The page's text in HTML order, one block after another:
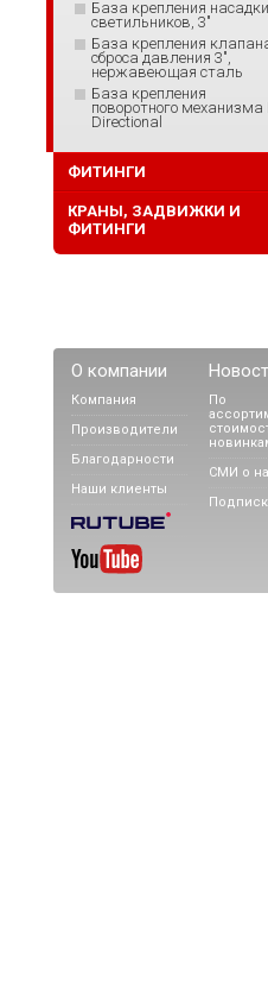
База крепления
светильников, 3"
База крепления
сброса давления 3",
нержавеющая сталь
База крепления
поворотного механизма
Directional
ФИТИНГИ
КРАНЫ, ЗАДВИЖКИ И
ФИТИНГИ
О компании
Компания
Производители
Благодарности
Наши клиенты
По
СМИ о